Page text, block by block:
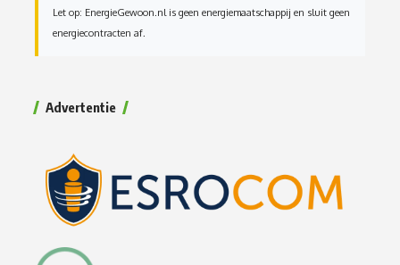
Let op: EnergieGewoon.nl is geen energiemaatschappij en sluit geen
energiecontracten af.
Advertentie